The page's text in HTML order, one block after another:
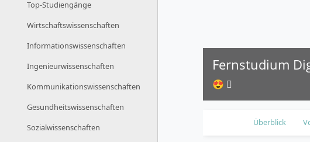
Top-Studiengänge
Wirtschaftswissenschaften
Informationswissenschaften
Ingenieurwissenschaften
Kommunikationswissenschaften
Gesundheitswissenschaften
Sozialwissenschaften
Fernstudium
😍
Überblick